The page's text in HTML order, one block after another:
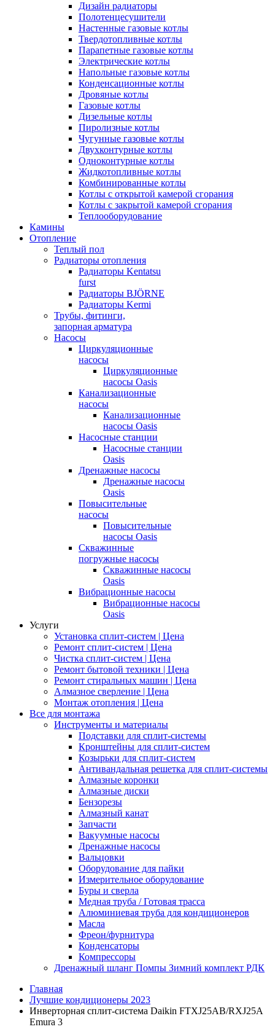
Дизайн радиаторы
Полотенцесушители
Настенные газовые котлы
Твердотопливные котлы
Парапетные газовые котлы
Электрические котлы
Напольные газовые котлы
Конденсационные котлы
Дровяные котлы
Газовые котлы
Дизельные котлы
Пиролизные котлы
Чугунные газовые котлы
Двухконтурные котлы
Одноконтурные котлы
Жидкотопливные котлы
Комбинированные котлы
Котлы с открытой камерой сгорания
Котлы с закрытой камерой сгорания
Теплооборудование
Камины
Отопление
Теплый пол
Радиаторы отопления
Радиаторы Kentatsu
furst
Радиаторы BJÖRNE
Радиаторы Kermi
Трубы, фитинги,
запорная арматура
Насосы
Циркуляционные
насосы
Циркуляционные
насосы Oasis
Канализационные
насосы
Канализационные
насосы Oasis
Насосные станции
Насосные станции
Oasis
Дренажные насосы
Дренажные насосы
Oasis
Повысительные
насосы
Повысительные
насосы Oasis
Скважинные
погружные насосы
Скважинные насосы
Oasis
Вибрационные насосы
Вибрационные насосы
Oasis
Услуги
Установка сплит-систем | Цена
Ремонт сплит-систем | Цена
Чистка сплит-систем | Цена
Ремонт бытовой техники | Цена
Ремонт стиральных машин | Цена
Алмазное сверление | Цена
Монтаж отопления | Цена
Все для монтажа
Инструменты и материалы
Подставки для сплит-системы
Кронштейны для сплит-систем
Козырьки для сплит-систем
Антивандальная решетка для сплит-системы
Алмазные коронки
Алмазные диски
Бензорезы
Алмазный канат
Запчасти
Вакуумные насосы
Дренажные насосы
Вальцовки
Оборудование для пайки
Измерительное оборудование
Буры и сверла
Медная труба / Готовая трасса
Алюминиевая труба для кондиционеров
Масла
Фреон/фурнитура
Конденсаторы
Компрессоры
Дренажный шланг Помпы Зимний комплект РДК
Главная
Лучшие кондиционеры 2023
Инверторная сплит-система Daikin FTXJ25AB/RXJ25A
Emura 3